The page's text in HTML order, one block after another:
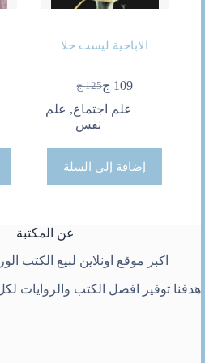
الاباحية ليست حلا
125 ج
السعر
الأصلي
هو:
109 جالسعر
الحالي
هو:
علم اجتماع, علم
نفس
إضافة إلى السلة
عن المكتبة
اكبر موقع اونلاين لبيع الكتب
هدفنا توفير افضل الكتب والروايات